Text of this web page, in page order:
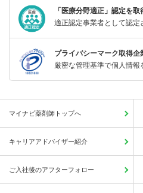
「医療分野適正」認定を取
適正認定事業者として認定
プライバシーマーク取得企
厳密な管理基準で個人情報
マイナビ薬剤師トップへ
キャリアアドバイザー紹介
ご入社後のアフターフォロー